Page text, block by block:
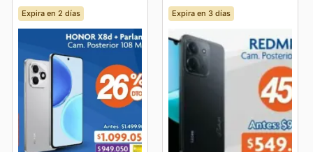
Expira en 2 días Expira en 3 días